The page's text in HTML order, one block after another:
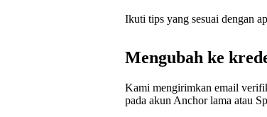
Ikuti tips yang sesuai dengan
Mengubah ke
Kami mengirimkan email
pada akun Anchor lama atau